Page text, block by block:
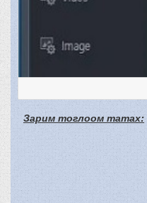
Зарим тоглоом татах: